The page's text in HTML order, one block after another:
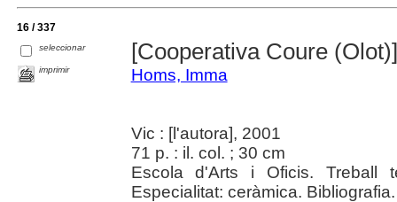
16 / 337
seleccionar
imprimir
[Cooperativa Coure (Olot)]
Homs, Imma
Vic : [l'autora], 2001
71 p. : il. col. ; 30 cm
Escola d'Arts i Oficis. Treball
Especialitat: ceràmica. Bibliografia.